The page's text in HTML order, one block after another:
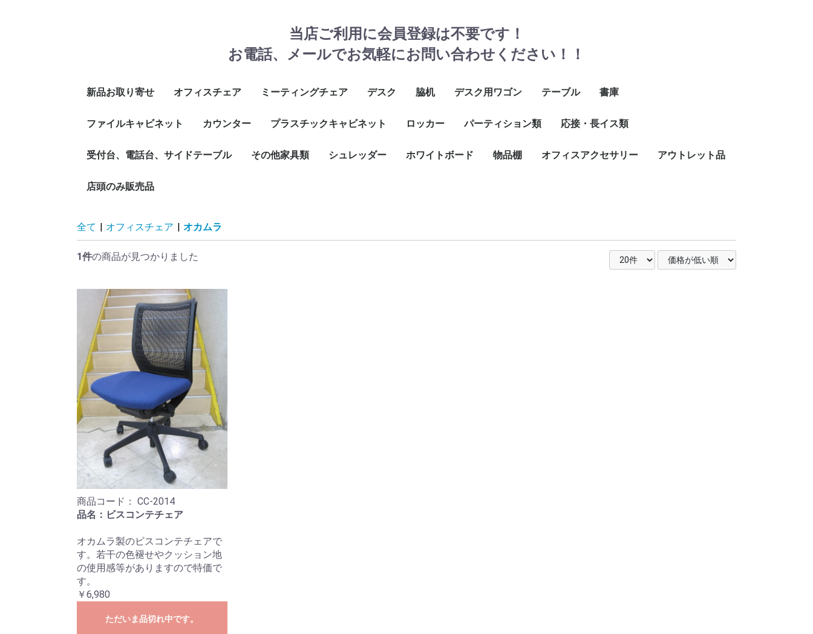
当店ご利用に会員登録は不要です！
お電話、メールでお気軽にお問い合わせください！！
新品お取り寄せ オフィスチェア
イトーキ
プラス
コクヨ
ウチダ
その他メーカー
オカムラ
舶来品
ミーティングチェア
非スタッキングチェア
メモ台付チェア
スタッキングチェア
折りたたみチェア
その他
デスク
W1000サイズ
W1100サイズ
W1200サイズ
W1400サイズ
W1600サイズ
その他
脇机 デスク用ワゴン
3段ワゴン
2段ワゴン
フリーアドレス用ハイ
テーブル
折りたたみテーブル
丸テーブル
ミーティングテーブル
ミーティングテーブル
書庫
マップケース
H1000以下
H1500以下
H2000以下
H2000以上
ユニット式
ファイルキャビネット
2段
3段
4段
カウンター
インフォメーションカ
ハイカウンター
ローカウンター
プラスチックキャビネット
３列タイプ
２列タイプ
その他
ロッカー
鍵式ロッカー
ダイヤルロッカー
シューズロッカー
掃除ロッカー
メールロッカー
1～5人用
6～8人用
9～18人用
20人以上用
パーティション類 応接・長イス類
ロビーチェア
応接セット、応接用テ
受付台、電話台、サイドテーブル その他家具類 シュレッダー ホワイトボード 物品棚 オフィスアクセサリー アウトレット品
店頭のみ販売品
全て | オフィスチェア | オカムラ
1件の商品が見つかりました
商品コード： CC-2014
品名：ビスコンテチェア
オカムラ製のビスコンテチェアで
す。若干の色褪せやクッション地
の使用感等がありますので特価で
す。
￥6,980
ただいま品切れ中です。